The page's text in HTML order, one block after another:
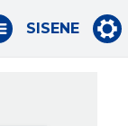
SISENE